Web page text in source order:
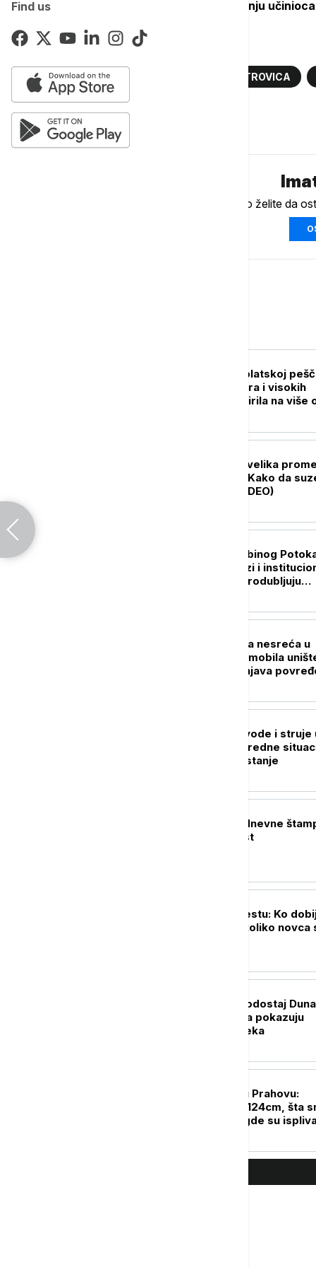
Find usokolnosti ovog krivičnog dеla i otkrivanju
Više o...
RAZBIJENO STAKLO SREMSKA MITROVICA
Komentari (0
Ukoliko želite da
Novi požar u Deliblatskoj
Vatra se zbog vetra i visokih
temperatura proširila na više
Polazak u vrtić je velika
za celu porodicu: Kako da
traju što kraće (VIDEO)
Gradonačelnik Zubinog
Jednostrani potezi i
pritisci dodatno produbljuju
Teška saobraćajna nesreća u
Grockoj: Dva automobila
Hitna pomoć zbrinjava
Nema restrikcija vode i struje
Srbiji: Štab za vanredne
objavio najnovije stanje
Naslovne strane dnevne
četvrtak, 6. avgust
Sve na jednom mestu: Ko
državnu pomoć, koliko novca
Rekordno nizak vodostaj
nije slučajnost: Šta pokazuju
podaci i šta nas čeka
Euronews Srbija u Prahovu:
Vodostaj pao na -124cm, šta
zatekli na mestu gde su